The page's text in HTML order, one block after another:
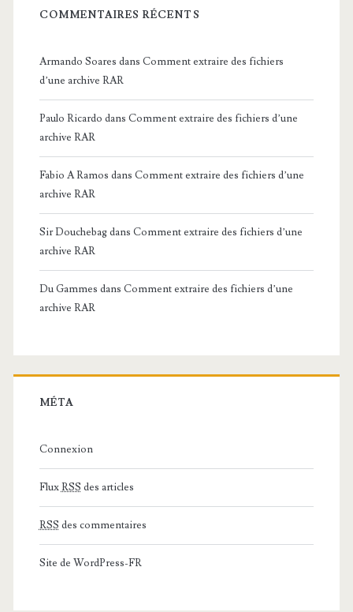
COMMENTAIRES RÉCENTS
Armando Soares dans Comment extraire des fichiers
d’une archive RAR
Paulo Ricardo dans Comment extraire des fichiers d’une
archive RAR
Fabio A Ramos dans Comment extraire des fichiers d’une
archive RAR
Sir Douchebagdans Comment extraire des fichiers d’une
archive RAR
Du Gammes dans Comment extraire des fichiers d’une
archive RAR
MÉTA
Connexion
FluxRSS des articles
RSS des commentaires
Site de WordPress-FR